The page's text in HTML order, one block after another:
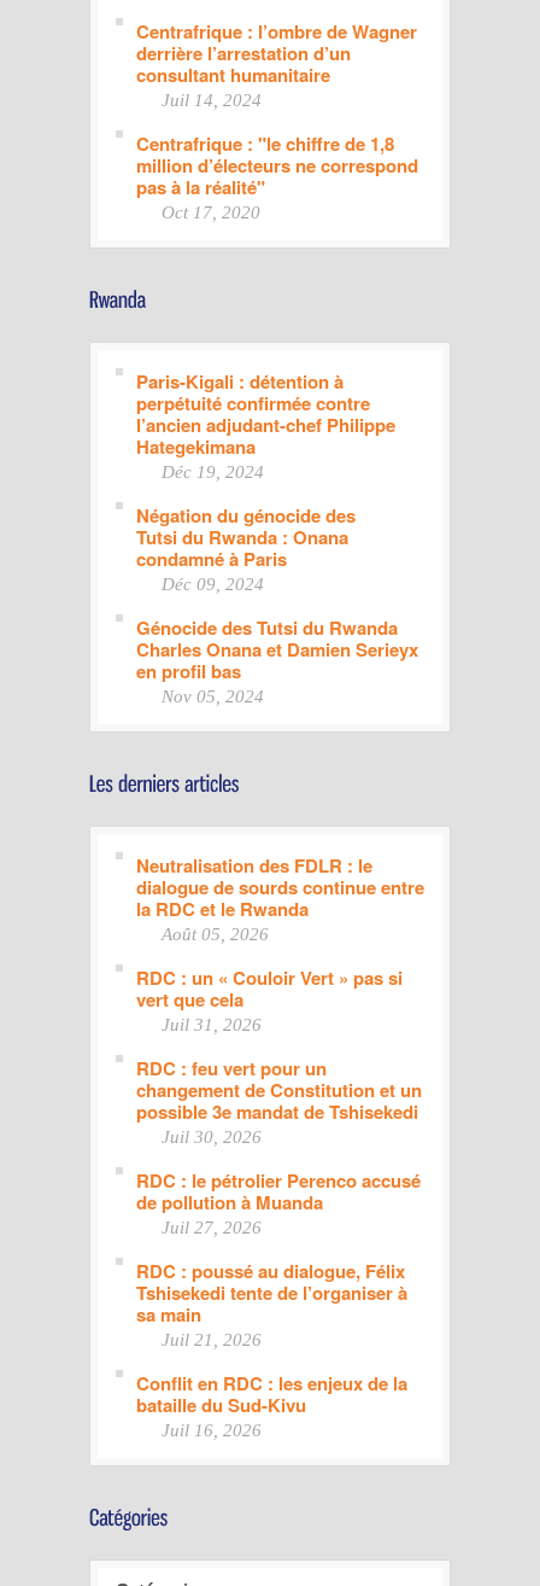
Centrafrique : l’ombre de Wagner
derrière l’arrestation d’un
consultant humanitaire
Juil 14, 2024
Centrafrique : "le chiffre de 1,8
million d’électeurs ne correspond
pas à la réalité"
Oct 17, 2020
Paris-Kigali : détention à
perpétuité confirmée contre
l’ancien adjudant-chef Philippe
Hategekimana
Déc 19, 2024
Négation du génocide des
Tutsi du Rwanda : Onana
condamné à Paris
Déc 09, 2024
Génocide des Tutsi du Rwanda
Charles Onana et Damien Serieyx
en profil bas
Nov 05, 2024
Neutralisation des FDLR : le
dialogue de sourds continue entre
la RDC et le Rwanda
Août 05, 2026
RDC : un « Couloir Vert » pas si
vert que cela
Juil 31, 2026
RDC : feu vert pour un
changement de Constitution et un
possible 3e mandat de Tshisekedi
Juil 30, 2026
RDC : le pétrolier Perenco accusé
de pollution à Muanda
Juil 27, 2026
RDC : poussé au dialogue, Félix
Tshisekedi tente de l’organiser à
sa main
Juil 21, 2026
Conflit en RDC : les enjeux de la
bataille du Sud-Kivu
Juil 16, 2026